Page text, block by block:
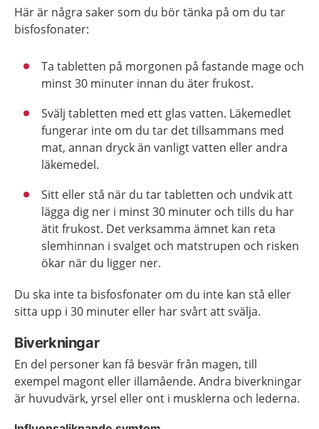
Här är några saker som du bör tänka på om du tar
bisfosfonater:
Ta tabletten på morgonen på fastande mage och
minst 30 minuter innan du äter frukost.
Svälj tabletten med ett glas vatten. Läkemedlet
fungerar inte om du tar det tillsammans med
mat, annan dryck än vanligt vatten eller andra
läkemedel.
Sitt eller stå när du tar tabletten och undvik att
lägga dig ner i minst 30 minuter och tills du har
ätit frukost. Det verksamma ämnet kan reta
slemhinnan i svalget och matstrupen och risken
ökar när du ligger ner.
Du ska inte ta bisfosfonater om du inte kan stå eller
sitta upp i 30 minuter eller har svårt att svälja.
Biverkningar
En del personer kan få besvär från magen, till
exempel magont eller illamående. Andra biverkningar
är huvudvärk, yrsel eller ont i musklerna och lederna.